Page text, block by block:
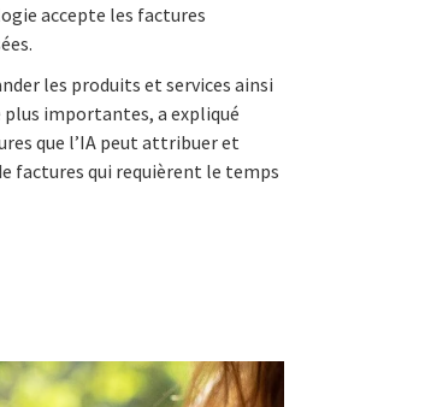
accepte les factures
les produits et services ainsi
plus importantes, a expliqué
que l’IA peut attribuer et
factures qui requièrent le temps